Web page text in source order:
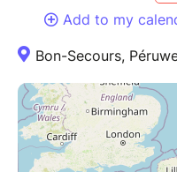
Add to my
Bon-Secours,